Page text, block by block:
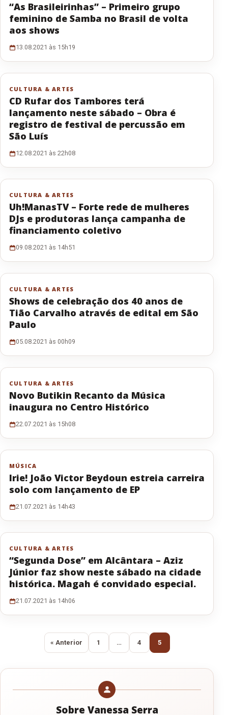
“As Brasileirinhas” – Primeiro grupo
feminino de Samba no Brasil de volta
aos shows
13.08.2021 às 15h19
CULTURA & ARTES
CD Rufar dos Tambores terá
lançamento neste sábado – Obra é
registro de festival de percussão em
São Luís
12.08.2021 às 22h08
CULTURA & ARTES
Uh!ManasTV – Forte rede de mulheres
DJs e produtoras lança campanha de
financiamento coletivo
09.08.2021 às 14h51
CULTURA & ARTES
Shows de celebração dos 40 anos de
Tião Carvalho através de edital em São
Paulo
05.08.2021 às 00h09
CULTURA & ARTES
Novo Butikin Recanto da Música
inaugura no Centro Histórico
22.07.2021 às 15h08
MÚSICA
Irie! João Victor Beydoun estreia carreira
solo com lançamento de EP
21.07.2021 às 14h43
CULTURA & ARTES
“Segunda Dose” em Alcântara – Aziz
Júnior faz show neste sábado na cidade
histórica. Magah é convidado especial.
21.07.2021 às 14h06
Paginação de posts
« Anterior 1 … 4 5
Sobre Vanessa Serra